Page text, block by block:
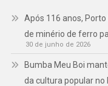
Após 116 anos,
de minério de ferro
30 de junho de 2026
Bumba Meu Boi
da cultura popular no